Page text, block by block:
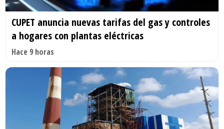
CUPET anuncia nuevas tarifas del gas y controles
a hogares con plantas eléctricas
Hace 9 horas